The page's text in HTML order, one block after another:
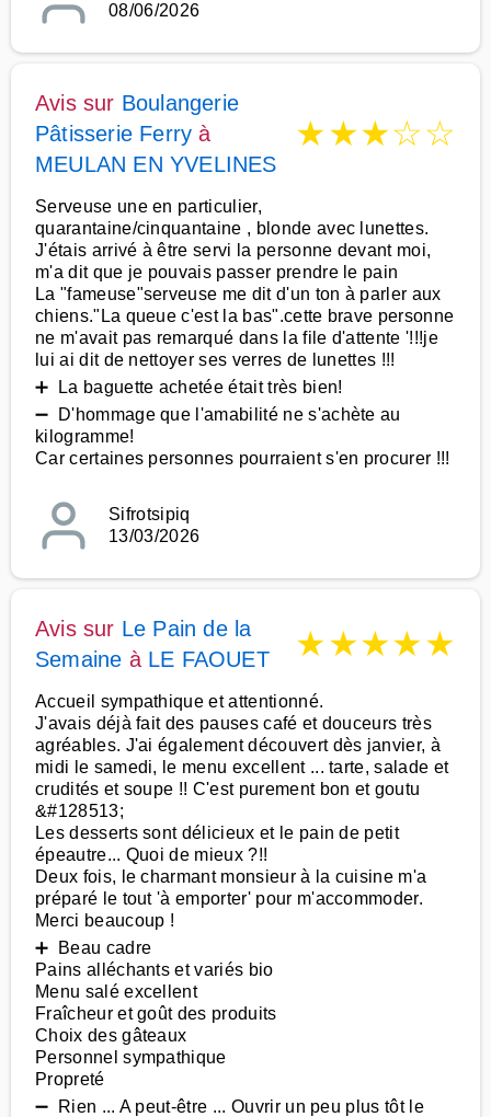
08/06/2026
Avis sur Boulangerie
Pâtisserie Ferry à
MEULAN EN YVELINES
★★★☆☆
Serveuse une en particulier,
quarantaine/cinquantaine , blonde avec lunettes.
J'étais arrivé à être servi la personne devant moi,
m'a dit que je pouvais passer prendre le pain
La "fameuse"serveuse me dit d'un ton à parler aux
chiens."La queue c'est la bas".cette brave personne
ne m'avait pas remarqué dans la file d'attente '!!!je
lui ai dit de nettoyer ses verres de lunettes !!!
➕ La baguette achetée était très bien!
➖ D'hommage que l'amabilité ne s'achète au
kilogramme!
Car certaines personnes pourraient s'en procurer !!!
Sifrotsipiq
13/03/2026
Avis sur Le Pain de la
Semaine à LE FAOUET ★★★★★
Accueil sympathique et attentionné.
J'avais déjà fait des pauses café et douceurs très
agréables. J'ai également découvert dès janvier, à
midi le samedi, le menu excellent ... tarte, salade et
crudités et soupe !! C'est purement bon et goutu
&#128513;
Les desserts sont délicieux et le pain de petit
épeautre... Quoi de mieux ?!!
Deux fois, le charmant monsieur à la cuisine m'a
préparé le tout 'à emporter' pour m'accommoder.
Merci beaucoup !
➕ Beau cadre
Pains alléchants et variés bio
Menu salé excellent
Fraîcheur et goût des produits
Choix des gâteaux
Personnel sympathique
Propreté
➖ Rien ... A peut-être ... Ouvrir un peu plus tôt le